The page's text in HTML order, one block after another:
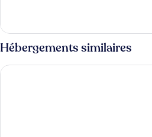
STANDARD
DOUBLE
ROOM
le
type
de
chambre
STANDARD
Hébergements similaires
Hôtel Petite Suède